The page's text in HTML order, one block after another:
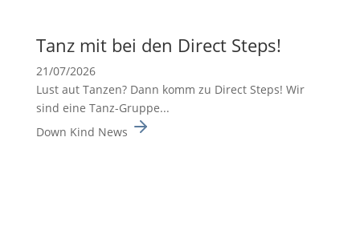
Tanz mit bei den Direct Steps!
21/07/2026
Lust aut Tanzen? Dann komm zu Direct Steps! Wir
sind eine Tanz-Gruppe...
Down Kind News